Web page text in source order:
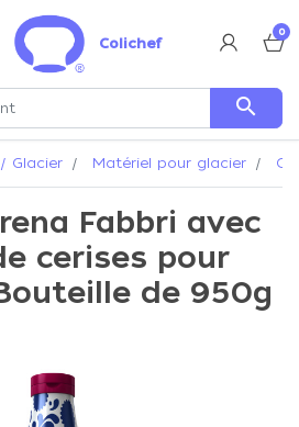
Colichef
0
search
Glacier Matériel pour glacier
Fabbri avec
cerises pour
de 950g